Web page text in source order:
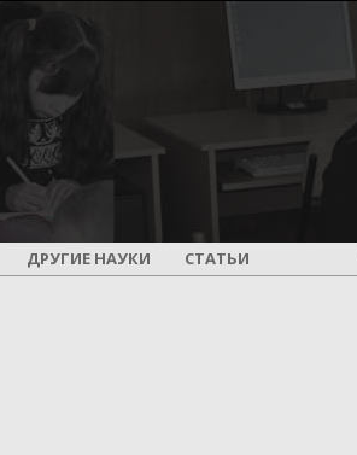
ДРУГИЕ НАУКИ СТАТЬИ